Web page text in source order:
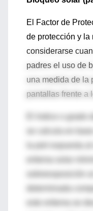
El Factor de
de protección y la
considerarse
padres el uso de
una medida de la
pantallas frente a
se calcula en
determinada